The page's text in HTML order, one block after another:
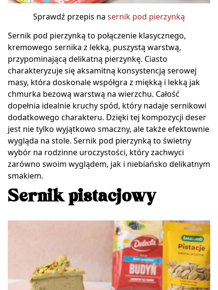
Sprawdź przepis na sernik pod pierzynką
Sernik pod pierzynką to połączenie klasycznego,
kremowego sernika z lekką, puszystą warstwą,
przypominającą delikatną pierzynkę. Ciasto
charakteryzuje się aksamitną konsystencją serowej
masy, która doskonale współgra z miękką i lekką jak
chmurka bezową warstwą na wierzchu. Całość
dopełnia idealnie kruchy spód, który nadaje sernikowi
dodatkowego charakteru. Dzięki tej kompozycji deser
jest nie tylko wyjątkowo smaczny, ale także efektownie
wygląda na stole. Sernik pod pierzynką to świetny
wybór na rodzinne uroczystości, który zachwyci
zarówno swoim wyglądem, jak i niebiańsko delikatnym
smakiem.
Sernik pistacjowy